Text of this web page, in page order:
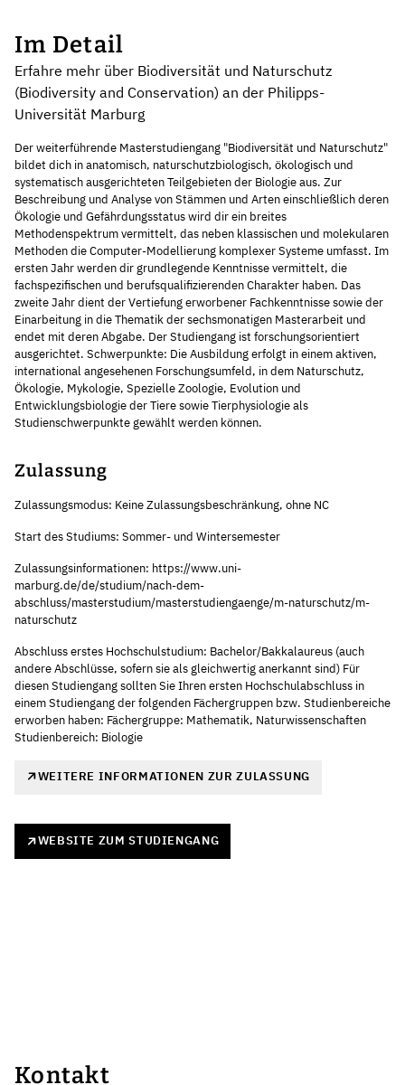
Im Detail
Erfahre mehr über Biodiversität und Naturschutz
(Biodiversity and Conservation) an der Philipps-
Universität Marburg
Der weiterführende Masterstudiengang "Biodiversität und Naturschutz"
bildet dich in anatomisch, naturschutzbiologisch, ökologisch und
systematisch ausgerichteten Teilgebieten der Biologie aus. Zur
Beschreibung und Analyse von Stämmen und Arten einschließlich deren
Ökologie und Gefährdungsstatus wird dir ein breites
Methodenspektrum vermittelt, das neben klassischen und molekularen
Methoden die Computer-Modellierung komplexer Systeme umfasst. Im
ersten Jahr werden dir grundlegende Kenntnisse vermittelt, die
fachspezifischen und berufsqualifizierenden Charakter haben. Das
zweite Jahr dient der Vertiefung erworbener Fachkenntnisse sowie der
Einarbeitung in die Thematik der sechsmonatigen Masterarbeit und
endet mit deren Abgabe. Der Studiengang ist forschungsorientiert
ausgerichtet. Schwerpunkte: Die Ausbildung erfolgt in einem aktiven,
international angesehenen Forschungsumfeld, in dem Naturschutz,
Ökologie, Mykologie, Spezielle Zoologie, Evolution und
Entwicklungsbiologie der Tiere sowie Tierphysiologie als
Studienschwerpunkte gewählt werden können.
Zulassung
Zulassungsmodus: Keine Zulassungsbeschränkung, ohne NC
Start des Studiums: Sommer- und Wintersemester
Zulassungsinformationen: https://www.uni-
marburg.de/de/studium/nach-dem-
abschluss/masterstudium/masterstudiengaenge/m-naturschutz/m-
naturschutz
Abschluss erstes Hochschulstudium: Bachelor/Bakkalaureus (auch
andere Abschlüsse, sofern sie als gleichwertig anerkannt sind) Für
diesen Studiengang sollten Sie Ihren ersten Hochschulabschluss in
einem Studiengang der folgenden Fächergruppen bzw. Studienbereiche
erworben haben: Fächergruppe: Mathematik, Naturwissenschaften
Studienbereich: Biologie
WEITERE INFORMATIONEN ZUR ZULASSUNG
WEBSITE ZUM STUDIENGANG
Kontakt